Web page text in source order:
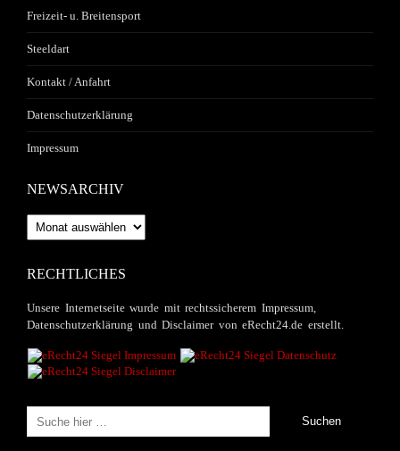
Freizeit- u. Breitensport
Steeldart
Kontakt / Anfahrt
Datenschutzerklärung
Impressum
NEWSARCHIV
Newsarchiv
RECHTLICHES
Unsere Internetseite wurde mit rechtssicherem Impressum,
Datenschutzerklärung und Disclaimer von eRecht24.de erstellt.